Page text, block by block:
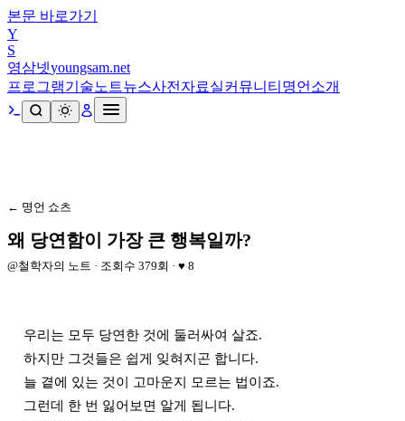
본문 바로가기
Y
S
영삼넷youngsam.net
프로그램기술노트뉴스사전 자료실커뮤니티 명언 소개
← 명언 쇼츠
왜 당연함이 가장 큰 행복일까?
@철학자의 노트 · 조회수 379회 · ♥ 8
우리는 모두 당연한 것에 둘러싸여 살죠.
하지만 그것들은 쉽게 잊혀지곤 합니다.
늘 곁에 있는 것이 고마운지 모르는 법이죠.
그런데 한 번 잃어보면 알게 됩니다.